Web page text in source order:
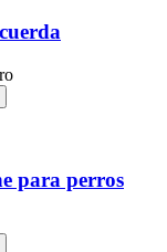
para perros